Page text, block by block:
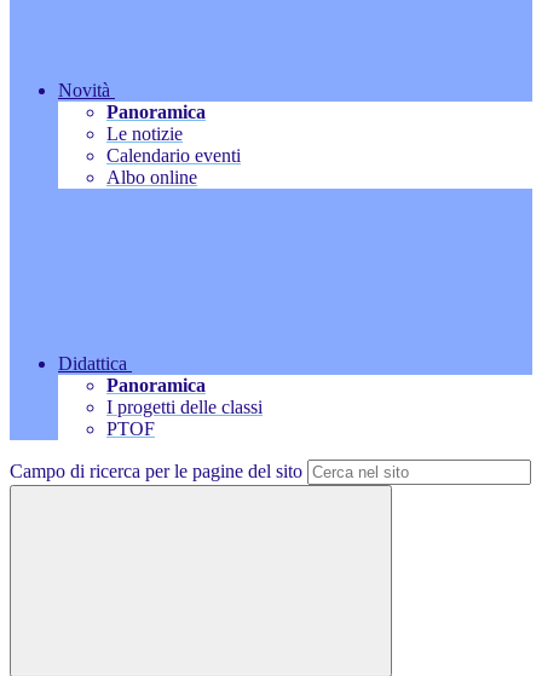
Novità
Panoramica
Le notizie
Calendario eventi
Albo online
Didattica
Panoramica
I progetti delle classi
PTOF
Campo di ricerca per le pagine del sito